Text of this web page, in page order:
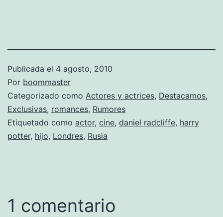
Publicada el 4 agosto, 2010
Por boommaster
Categorizado como Actores y actrices, Destacamos,
Exclusivas, romances, Rumores
Etiquetado como actor, cine, daniel radcliffe, harry
potter, hijo, Londres, Rusia
1 comentario